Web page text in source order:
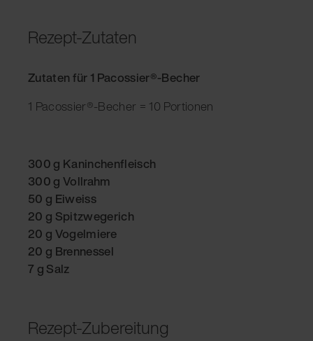
Rezept-Zutaten
Zutaten für 1 Pacossier®-Becher
1 Pacossier®-Becher = 10 Portionen
300 g Kaninchenfleisch
300 g Vollrahm
50 g Eiweiss
20 g Spitzwegerich
20 g Vogelmiere
20 g Brennessel
7 g Salz
Rezept-Zubereitung